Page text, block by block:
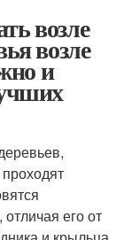
возле
возле
и
его от